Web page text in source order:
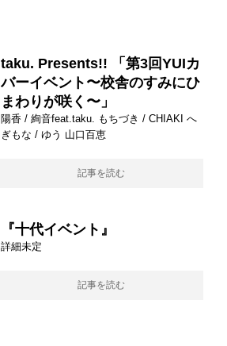
taku. Presents!! 「第3回YUIカ
バーイベント〜校舎のすみにひ
まわりが咲く〜」
陽香 / 絢音feat.taku. もちづき / CHIAKI へ
ぎもな / ゆう 山口百恵
記事を読む
『十代イベント』
詳細未定
記事を読む